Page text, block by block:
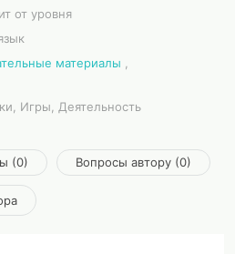
от уровня
материалы
Игры, Деятельность
(0) Вопросы автору (0)